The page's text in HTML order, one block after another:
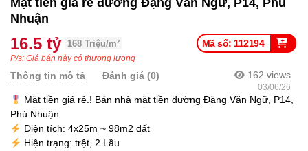
Mặt tiền giá rẻ đường Đặng Văn Ngữ, P14, Phú
Nhuận
Mã số: 112194
16.5 tỷ 168 Triệu/m²
P/s: Giá bán này có thương lượng
162 views
03/06/26
Thông tin mô tả Đánh giá (0)
Mặt tiền giá rẻ.! Bán nhà mặt tiền đường Đặng Văn Ngữ, P14,
Phú Nhuận
Diện tích: 4x25m ~ 98m2 đất
Hiện trạng: trệt, 2 Lầu